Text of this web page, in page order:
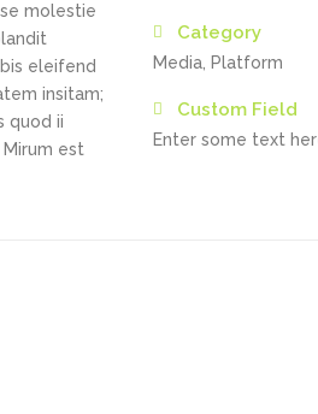
molestie
eleifend
insitam;
quod ii
est
Category
Media, Platform
Custom Field
Enter some text